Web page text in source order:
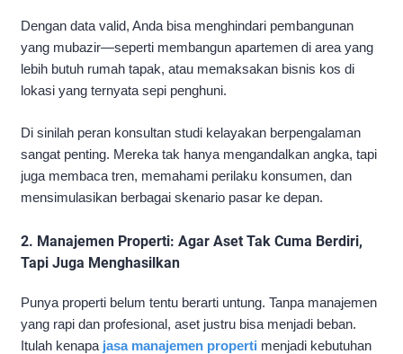
Dengan data valid, Anda bisa menghindari pembangunan
yang mubazir—seperti membangun apartemen di area yang
lebih butuh rumah tapak, atau memaksakan bisnis kos di
lokasi yang ternyata sepi penghuni.
Di sinilah peran konsultan studi kelayakan berpengalaman
sangat penting. Mereka tak hanya mengandalkan angka, tapi
juga membaca tren, memahami perilaku konsumen, dan
mensimulasikan berbagai skenario pasar ke depan.
2. Manajemen Properti: Agar Aset Tak Cuma Berdiri,
Tapi Juga Menghasilkan
Punya properti belum tentu berarti untung. Tanpa manajemen
yang rapi dan profesional, aset justru bisa menjadi beban.
Itulah kenapa jasa manajemen properti menjadi kebutuhan